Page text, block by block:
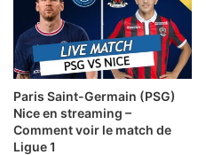
Paris Saint-Germain (PSG)
Nice en streaming –
Comment voir le match de
Ligue 1